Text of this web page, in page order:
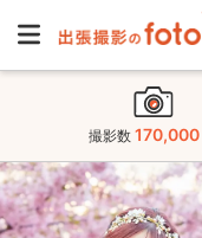
撮影数 170,000